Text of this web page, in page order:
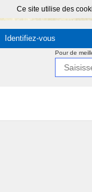
Ce site utilise des
Identifiez-vous
Pour de